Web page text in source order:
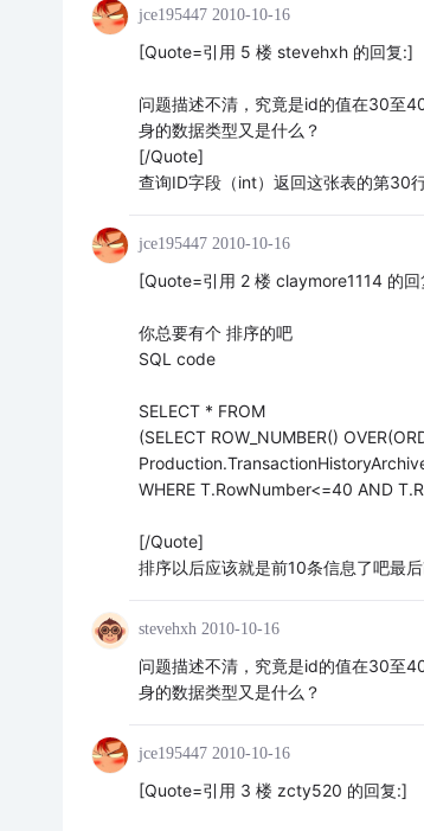
jce195447 2010-10-16
[Quote=引用 5 楼 stevehxh 的回复:]
问题描述不清，究竟是id的值在30至
身的数据类型又是什么？
[/Quote]
查询ID字段（int）返回这张表的第30
jce195447 2010-10-16
[Quote=引用 2 楼 claymore1114 的回
你总要有个 排序的吧
SQL code
SELECT * FROM
(SELECT ROW_NUMBER()
WHERE T.RowNumber<=40 AND
[/Quote]
排序以后应该就是前10条信息了吧最
stevehxh 2010-10-16
问题描述不清，究竟是id的值在30至
身的数据类型又是什么？
jce195447 2010-10-16
[Quote=引用 3 楼 zcty520 的回复:]